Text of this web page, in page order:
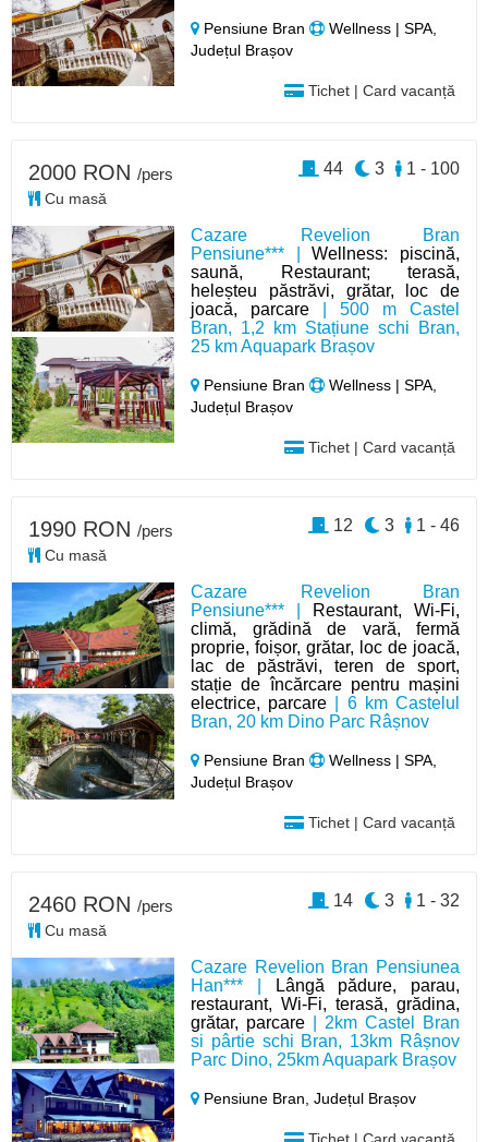
Pensiune Bran
Wellness | SPA,
Județul Brașov
Tichet | Card vacanță
Cazare Revelion Bran
Pensiune*** |Wellness: piscină,
saună, Restaurant; terasă,
heleșteu păstrăvi, grătar, loc de
joacă, parcare | 500 m Castel
Bran, 1,2 km Stațiune schi Bran,
25 km Aquapark Brașov
Pensiune Bran
Wellness | SPA,
Județul Brașov
Tichet | Card vacanță
2000 RON /pers
Cu masă
1 - 100
3
44
Cazare Revelion Bran
Pensiune*** |
Restaurant, Wi-Fi,
climă, grădină de vară, fermă
proprie, foișor, grătar, loc de joacă,
lac de păstrăvi, teren de sport,
stație de încărcare pentru mașini
electrice, parcare | 6 km Castelul
Bran, 20 km Dino Parc Râșnov
Pensiune Bran
Wellness | SPA,
Județul Brașov
Tichet | Card vacanță
1990 RON /pers
Cu masă
1 - 46
3
12
Cazare Revelion Bran Pensiunea
Han*** |
Lângă pădure, parau,
restaurant, Wi-Fi, terasă, grădina,
grătar, parcare | 2km Castel Bran
si pârtie schi Bran, 13km Râșnov
Parc Dino, 25km Aquapark Brașov
Pensiune Bran,Județul Brașov
2460 RON /pers
Cu masă
1 - 32
3
14